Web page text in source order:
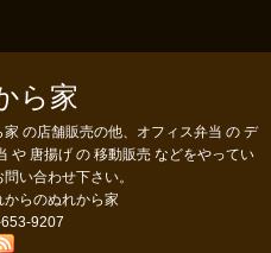
ら家
の店舗販売の他、オフィス弁当 の デ
や 唐揚げ の 移動販売 などをやってい
い合わせ下さい。
らのぬれから家
9207